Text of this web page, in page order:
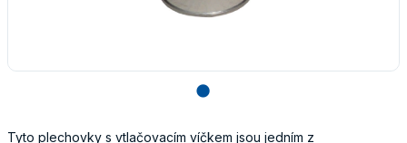
lens
Tyto plechovky s vtlačovacím víčkem jsou jedním z